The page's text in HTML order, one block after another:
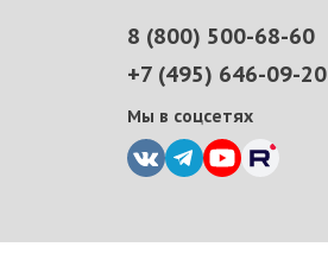
8 (800) 500-68-60
+7 (495) 646-09-20
Мы в соцсетях